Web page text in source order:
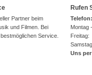
Partner beim
und Filmen. Bei
Service.
Rufen
Montag
Uns